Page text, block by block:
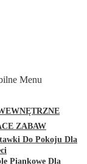
Menu
ZABAW
Do Pokoju Dla
Piankowe Dla